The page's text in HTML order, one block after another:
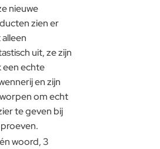
nieuwe
zien er
uit, ze zijn
een echte
en zijn
om echt
te geven bij
woord, 3